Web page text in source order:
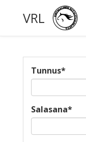
VRL
Tunnus*
Salasana*